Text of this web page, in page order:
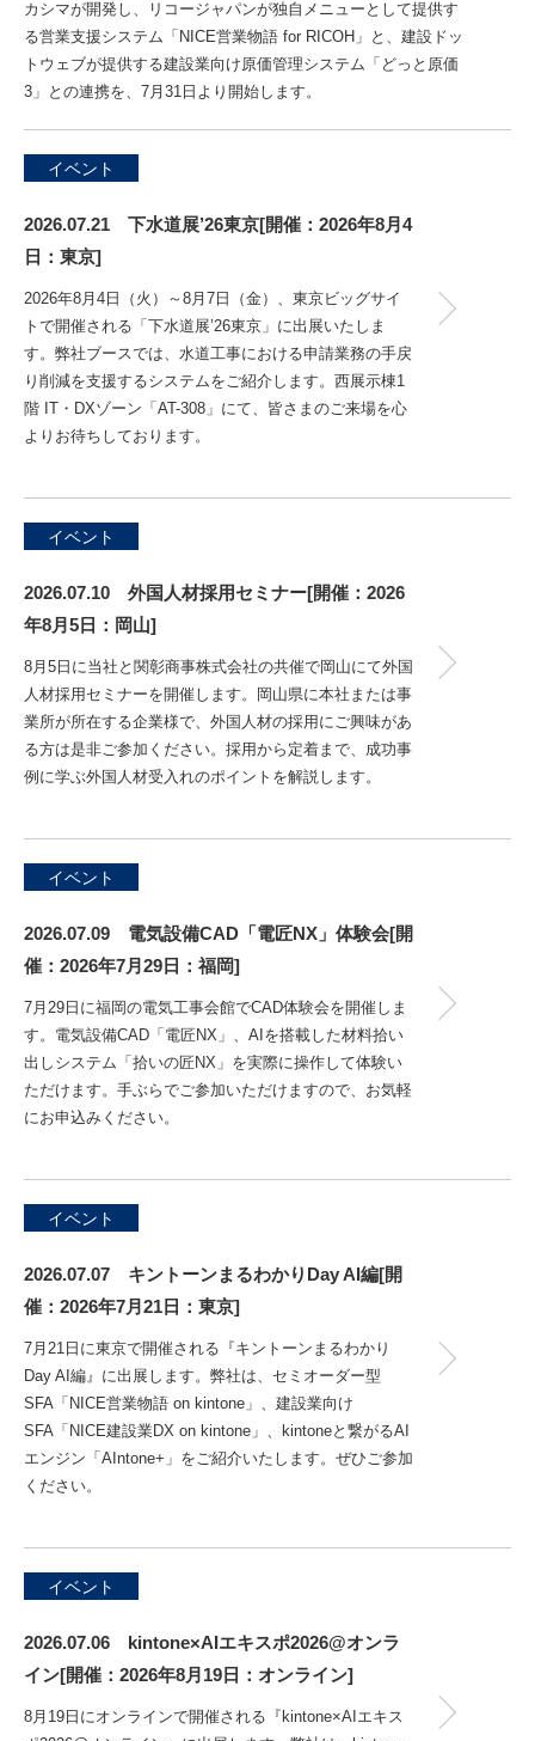
カシマが開発し、リコージャパンが独自メニューとして提供す
る営業支援システム「NICE営業物語 for RICOH」と、建設ドッ
トウェブが提供する建設業向け原価管理システム「どっと原価
3」との連携を、7月31日より開始します。
イベント
2026.07.21 下水道展’26東京[開催：2026年8月4
日：東京]
2026年8月4日（火）～8月7日（金）、東京ビッグサイ
トで開催される「下水道展’26東京」に出展いたしま
す。弊社ブースでは、水道工事における申請業務の手戻
り削減を支援するシステムをご紹介します。西展示棟1
階 IT・DXゾーン「AT-308」にて、皆さまのご来場を心
よりお待ちしております。
イベント
2026.07.10 外国人材採用セミナー[開催：2026
年8月5日：岡山]
8月5日に当社と関彰商事株式会社の共催で岡山にて外国
人材採用セミナーを開催します。岡山県に本社または事
業所が所在する企業様で、外国人材の採用にご興味があ
る方は是非ご参加ください。採用から定着まで、成功事
例に学ぶ外国人材受入れのポイントを解説します。
イベント
2026.07.09 電気設備CAD「電匠NX」体験会[開
催：2026年7月29日：福岡]
7月29日に福岡の電気工事会館でCAD体験会を開催しま
す。電気設備CAD「電匠NX」、AIを搭載した材料拾い
出しシステム「拾いの匠NX」を実際に操作して体験い
ただけます。手ぶらでご参加いただけますので、お気軽
にお申込みください。
イベント
2026.07.07 キントーンまるわかりDay AI編[開
催：2026年7月21日：東京]
7月21日に東京で開催される『キントーンまるわかり
Day AI編』に出展します。弊社は、セミオーダー型
SFA「NICE営業物語 on kintone」、建設業向け
SFA「NICE建設業DX on kintone」、kintoneと繋がるAI
エンジン「AIntone+」をご紹介いたします。ぜひご参加
ください。
イベント
2026.07.06 kintone×AIエキスポ2026@オンラ
イン[開催：2026年8月19日：オンライン]
8月19日にオンラインで開催される『kintone×AIエキス